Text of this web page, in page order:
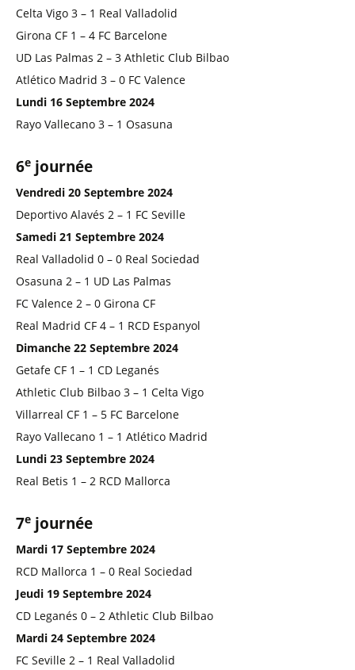
Celta Vigo 3 – 1 Real Valladolid
Girona CF 1 – 4 FC Barcelone
UD Las Palmas 2 – 3 Athletic Club Bilbao
Atlético Madrid 3 – 0 FC Valence
Lundi 16 Septembre 2024
Rayo Vallecano 3 – 1 Osasuna
6e journée
Vendredi 20 Septembre 2024
Deportivo Alavés 2 – 1 FC Seville
Samedi 21 Septembre 2024
Real Valladolid 0 – 0 Real Sociedad
Osasuna 2 – 1 UD Las Palmas
FC Valence 2 – 0 Girona CF
Real Madrid CF 4 – 1 RCD Espanyol
Dimanche 22 Septembre 2024
Getafe CF 1 – 1 CD Leganés
Athletic Club Bilbao 3 – 1 Celta Vigo
Villarreal CF 1 – 5 FC Barcelone
Rayo Vallecano 1 – 1 Atlético Madrid
Lundi 23 Septembre 2024
Real Betis 1 – 2 RCD Mallorca
7e journée
Mardi 17 Septembre 2024
RCD Mallorca 1 – 0 Real Sociedad
Jeudi 19 Septembre 2024
CD Leganés 0 – 2 Athletic Club Bilbao
Mardi 24 Septembre 2024
FC Seville 2 – 1 Real Valladolid